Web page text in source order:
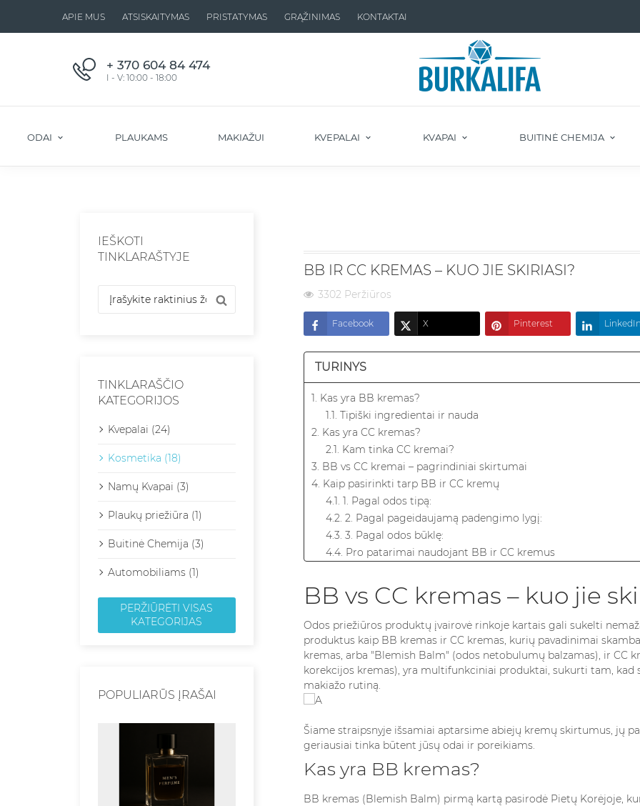
APIE MUS ATSISKAITYMAS PRISTATYMAS GRĄŽINIMAS KONTAKTAI
+ 370 604 84 474
I - V: 10:00 - 18:00
ODAI PLAUKAMS MAKIAŽUI KVEPALAI KVAPAI BUITINĖ CHEMIJA
IEŠKOTI
TINKLARAŠTYJE
TINKLARAŠČIO
KATEGORIJOS
Kvepalai (24)
Kosmetika (18)
Namų Kvapai (3)
Plaukų priežiūra (1)
Buitinė Chemija (3)
Automobiliams (1)
PERŽIŪRĖTI VISAS
KATEGORIJAS
POPULIARŪS ĮRAŠAI
BB IR CC KREMAS – KUO JIE SKIRIASI?
3302 Peržiūros
Facebook X Pinterest LinkedIn
TURINYS
1. Kas yra BB kremas?
1.1. Tipiški ingredientai ir nauda
2. Kas yra CC kremas?
2.1. Kam tinka CC kremai?
3. BB vs CC kremai – pagrindiniai skirtumai
4. Kaip pasirinkti tarp BB ir CC kremų
4.1. 1. Pagal odos tipą:
4.2. 2. Pagal pageidaujamą padengimo lygį:
4.3. 3. Pagal odos būklę:
4.4. Pro patarimai naudojant BB ir CC kremus
5.1. Koks pagrindinis skirtumas tarp BB ir CC kremų?
5.2. Kuris geriau tinka kasdieniam naudojimui: BB ar CC
5.3. Ar galima naudoti BB ir CC kremą kartu?
5.4. Ar BB ir CC kremai tinka visų tipų odai?
5.5. Ar man vis dar reikalingas makiažo pagrindas, jei naudoju
BB vs CC kremas – kuo jie
Odos priežiūros produktų įvairovė rinkoje kartais gali sukelti
produktus kaip BB kremas ir CC kremas, kurių pavadinimai
kremas, arba "Blemish Balm" (odos netobulumų balzamas), ir CC
korekcijos kremas), yra multifunkciniai produktai, sukurti tam,
makiažo rutiną.
Šiame straipsnyje išsamiai aptarsime abiejų kremų skirtumus, jų
geriausiai tinka būtent jūsų odai ir poreikiams.
Kas yra BB kremas?
BB kremas (Blemish Balm) pirmą kartą pasirodė Pietų Korėjoje,